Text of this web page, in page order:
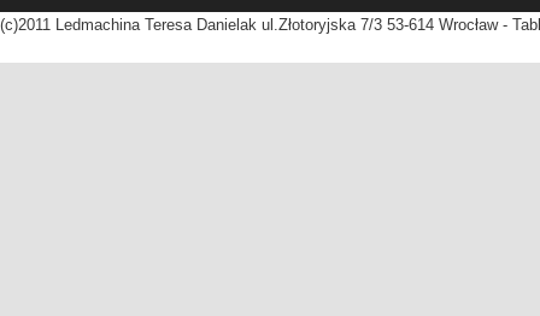
(c)2011 Ledmachina Teresa Danielak ul.Złotoryjska 7/3 53-614 Wrocław -